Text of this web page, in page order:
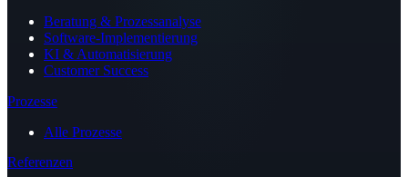
Beratung & Prozessanalyse
Software-Implementierung
KI & Automatisierung
Customer Success
Prozesse
Alle Prozesse
Referenzen